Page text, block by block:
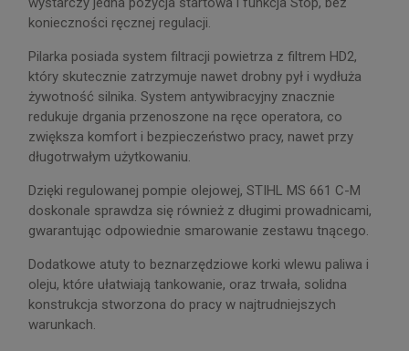
konieczności ręcznej regulacji.
Pilarka posiada system filtracji powietrza z filtrem HD2,
który skutecznie zatrzymuje nawet drobny pył i wydłuża
żywotność silnika. System antywibracyjny znacznie
redukuje drgania przenoszone na ręce operatora, co
zwiększa komfort i bezpieczeństwo pracy, nawet przy
długotrwałym użytkowaniu.
Dzięki regulowanej pompie olejowej, STIHL MS 661 C-M
doskonale sprawdza się również z długimi prowadnicami,
gwarantując odpowiednie smarowanie zestawu tnącego.
Dodatkowe atuty to beznarzędziowe korki wlewu paliwa i
oleju, które ułatwiają tankowanie, oraz trwała, solidna
konstrukcja stworzona do pracy w najtrudniejszych
warunkach.